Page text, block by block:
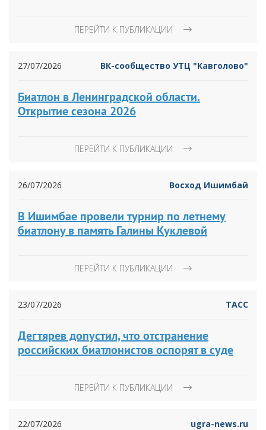
ПЕРЕЙТИ К ПУБЛИКАЦИИ
27/07/2026 ВК-сообщество УТЦ "Кавголово"
Биатлон в Ленинградской области.
Открытие сезона 2026
ПЕРЕЙТИ К ПУБЛИКАЦИИ
26/07/2026 Восход Ишимбай
В Ишимбае провели турнир по летнему
биатлону в память Галины Куклевой
ПЕРЕЙТИ К ПУБЛИКАЦИИ
23/07/2026 ТАСС
Дегтярев допустил, что отстранение
российских биатлонистов оспорят в суде
ПЕРЕЙТИ К ПУБЛИКАЦИИ
22/07/2026 ugra-news.ru